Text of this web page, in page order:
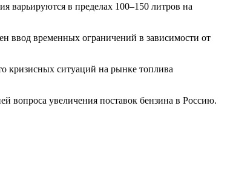
варьируются в пределах 100–150 литров на
ввод временных ограничений в зависимости от
кризисных ситуаций на рынке топлива
вопроса увеличения поставок бензина в Россию.